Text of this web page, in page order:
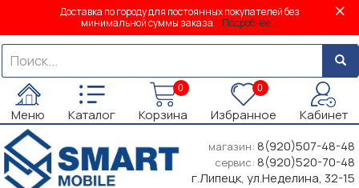
Доставка по городу для постоянных покупателей без
минимальной суммы заказа. Подробнее...
Меню Каталог
0
Корзина
0
Избранное Кабинет
магазин: 8(920)507-48-48
сервис: 8(920)520-70-48
г.Липецк, ул.Неделина, 32-15